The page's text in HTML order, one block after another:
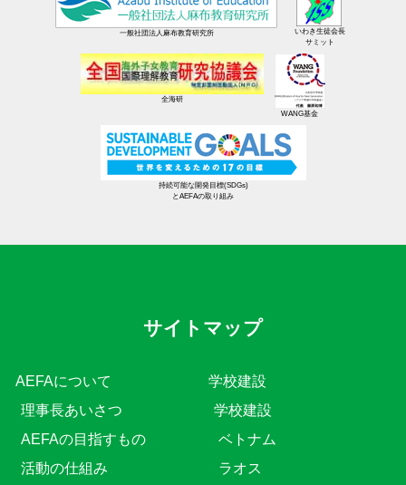
一般社団法人麻布教育研究所
いわき生徒会長
サミット
全海研
WANG基金
持続可能な開発目標(SDGs)
とAEFAの取り組み
サイトマップ
AEFAについて
理事長あいさつ
AEFAの目指すもの
活動の仕組み
学校建設
学校建設
ベトナム
ラオス